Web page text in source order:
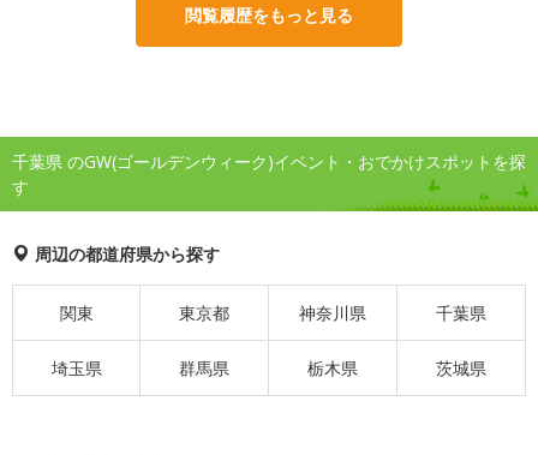
閲覧履歴をもっと見る
千葉県 のGW(ゴールデンウィーク)イベント・おでかけスポットを探
す
周辺の都道府県から探す
関東 東京都 神奈川県 千葉県
埼玉県 群馬県 栃木県 茨城県